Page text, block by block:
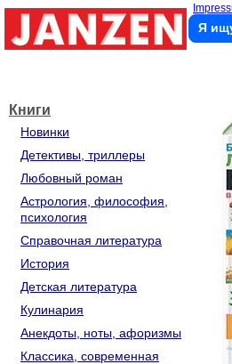
Я
Книги
Новинки
Детективы, триллеры
Любовный роман
Астрология, философия,
психология
Справочная литература
История
Детская литература
Кулинария
Анекдоты, ноты, афоризмы
Классика, современная